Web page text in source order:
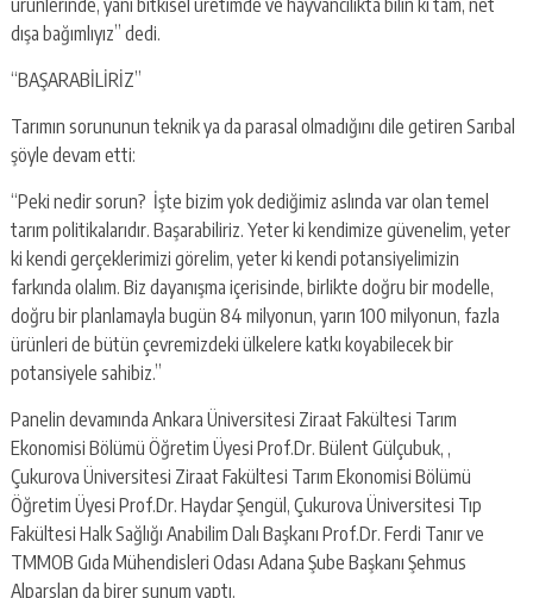
ürünlerinde, yani bitkisel üretimde ve hayvancılıkta bilin ki tam, net
dışa bağımlıyız” dedi.
“BAŞARABİLİRİZ”
Tarımın sorununun teknik ya da parasal olmadığını dile getiren Sarıbal
şöyle devam etti:
“Peki nedir sorun? İşte bizim yok dediğimiz aslında var olan temel
tarım politikalarıdır. Başarabiliriz. Yeter ki kendimize güvenelim, yeter
ki kendi gerçeklerimizi görelim, yeter ki kendi potansiyelimizin
farkında olalım. Biz dayanışma içerisinde, birlikte doğru bir modelle,
doğru bir planlamayla bugün 84 milyonun, yarın 100 milyonun, fazla
ürünleri de bütün çevremizdeki ülkelere katkı koyabilecek bir
potansiyele sahibiz.”
Panelin devamında Ankara Üniversitesi Ziraat Fakültesi Tarım
Ekonomisi Bölümü Öğretim Üyesi Prof.Dr. Bülent Gülçubuk, ,
Çukurova Üniversitesi Ziraat Fakültesi Tarım Ekonomisi Bölümü
Öğretim Üyesi Prof.Dr. Haydar Şengül, Çukurova Üniversitesi Tıp
Fakültesi Halk Sağlığı Anabilim Dalı Başkanı Prof.Dr. Ferdi Tanır ve
TMMOB Gıda Mühendisleri Odası Adana Şube Başkanı Şehmus
Alparslan da birer sunum yaptı.